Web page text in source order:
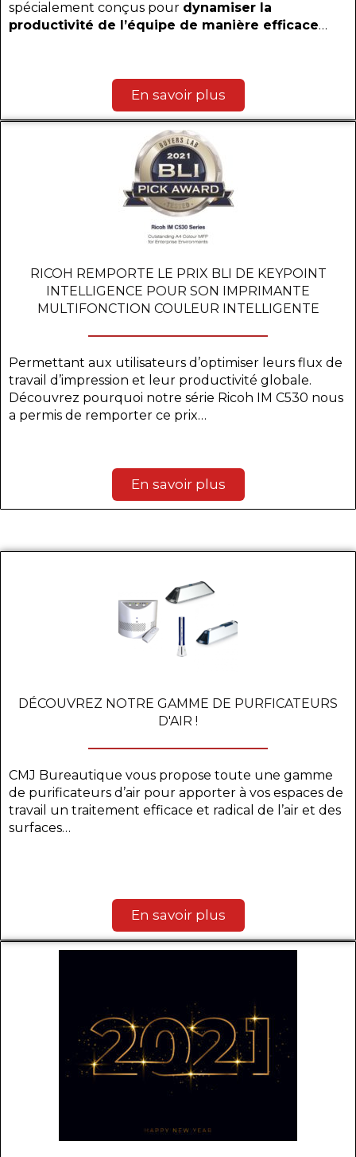
spécialement conçus pour dynamiser la
productivité de l’équipe de manière efficace…
En savoir plus
RICOH REMPORTE LE PRIX BLI DE KEYPOINT
INTELLIGENCE POUR SON IMPRIMANTE
MULTIFONCTION COULEUR INTELLIGENTE
Permettant aux utilisateurs d’optimiser leurs flux de
travail d’impression et leur productivité globale.
Découvrez pourquoi notre série Ricoh IM C530 nous
a permis de remporter ce prix…
En savoir plus
DÉCOUVREZ NOTRE GAMME DE PURFICATEURS
D'AIR !
CMJ Bureautique vous propose toute une gamme
de purificateurs d’air pour apporter à vos espaces de
travail un traitement efficace et radical de l’air et des
surfaces…
En savoir plus